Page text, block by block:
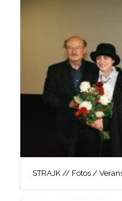
STRAJK // Fotos /